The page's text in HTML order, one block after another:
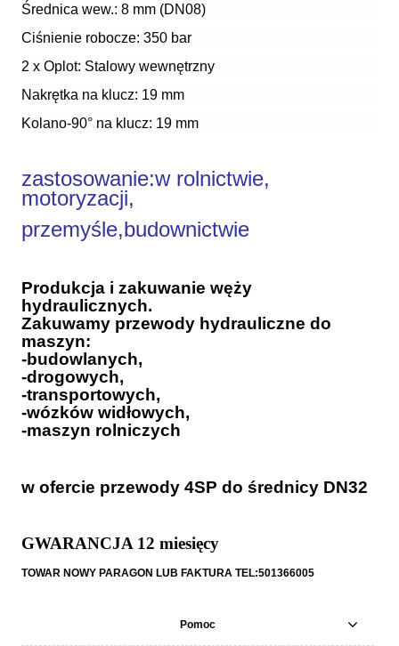
Średnica wew.: 8 mm (DN08)
Ciśnienie robocze: 350 bar
2 x Oplot: Stalowy wewnętrzny
Nakrętka na klucz: 19 mm
Kolano-90° na klucz: 19 mm
zastosowanie:w rolnictwie,
motoryzacji,
przemyśle,budownictwie
Produkcja i zakuwanie węży
hydraulicznych.
Zakuwamy przewody hydrauliczne do
maszyn:
-budowlanych,
-drogowych,
-transportowych,
-wózków widłowych,
-maszyn rolniczych
w ofercie przewody 4SP do średnicy DN32
GWARANCJA 12 miesięcy
TOWAR NOWY PARAGON LUB FAKTURA TEL:501366005
Pomoc